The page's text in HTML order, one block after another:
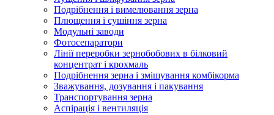
Подрібнення і вимелювання зерна
Плющення і сушіння зерна
Модульні заводи
Фотосепаратори
Лінії переробки зернобобових в білковий
концентрат і крохмаль
Подрібнення зерна і змішування комбікорма
Зважування, дозування і пакування
Транспортування зерна
Аспірація і вентиляція